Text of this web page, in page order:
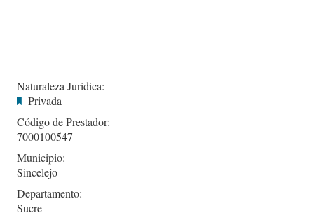
Naturaleza Jurídica:
Privada
Código de Prestador:
7000100547
Municipio:
Sincelejo
Departamento:
Sucre